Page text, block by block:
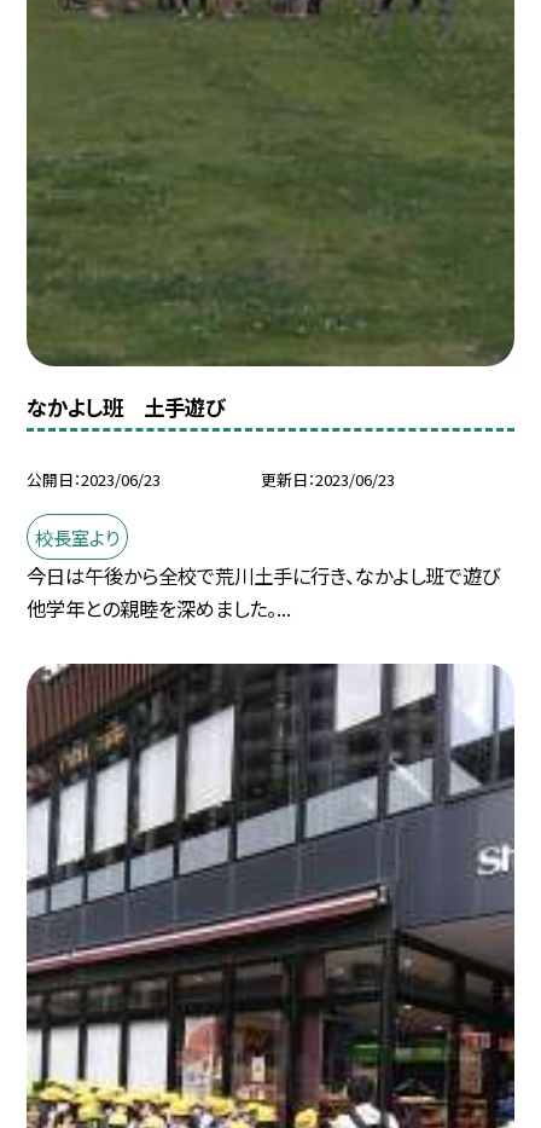
なかよし班 土手遊び
公開日 2023/06/23 更新日 2023/06/23
校長室より
今日は午後から全校で荒川土手に行き、なかよし班で遊び
他学年との親睦を深めました。...